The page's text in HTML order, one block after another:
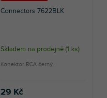
Connectors 7622BLK
Skladem na prodejně (1 ks)
29 Kč
Konektor RCA černý.